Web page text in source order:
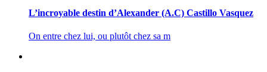
L’incroyable destin d’Alexander (A.C) Castillo Vasquez
On entre chez lui, ou plutôt chez sa m